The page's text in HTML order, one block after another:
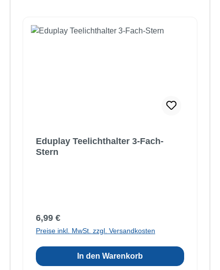
Eduplay Teelichthalter 3-Fach-
Stern
Regulärer Preis:
6,99 €
Preise inkl. MwSt. zzgl. Versandkosten
In den Warenkorb